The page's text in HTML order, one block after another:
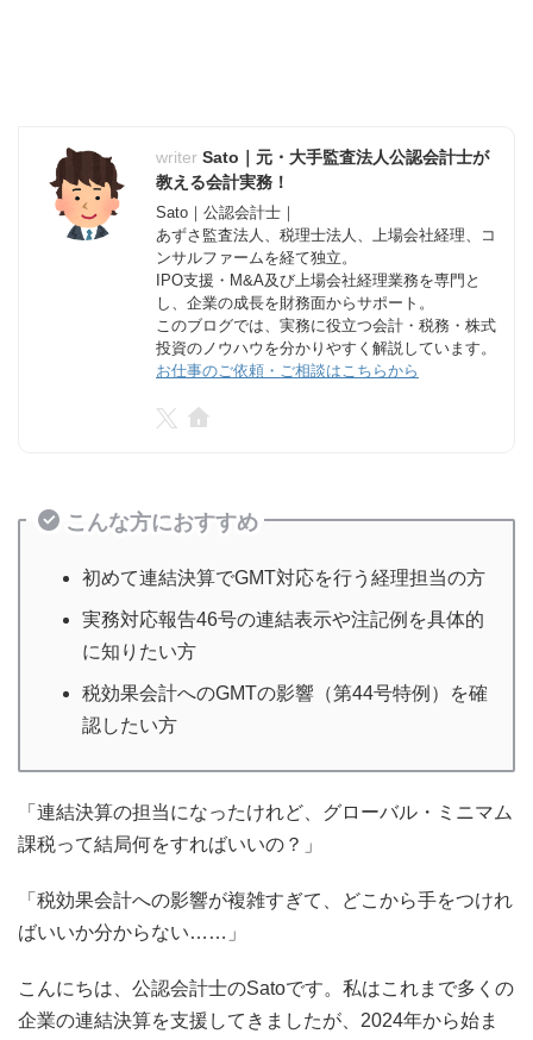
Sato｜元・大手監査法人公認会計士が
教える会計実務！
Sato｜公認会計士｜
あずさ監査法人、税理士法人、上場会社経理、コ
ンサルファームを経て独立。
IPO支援・M&A及び上場会社経理業務を専門と
し、企業の成長を財務面からサポート。
このブログでは、実務に役立つ会計・税務・株式
投資のノウハウを分かりやすく解説しています。
お仕事のご依頼・ご相談はこちらから
こんな方におすすめ
初めて連結決算でGMT対応を行う経理担当の方
実務対応報告46号の連結表示や注記例を具体的
に知りたい方
税効果会計へのGMTの影響（第44号特例）を確
認したい方
「連結決算の担当になったけれど、グローバル・ミニマム
課税って結局何をすればいいの？」
「税効果会計への影響が複雑すぎて、どこから手をつけれ
ばいいか分からない……」
こんにちは、公認会計士のSatoです。私はこれまで多くの
企業の連結決算を支援してきましたが、2024年から始ま